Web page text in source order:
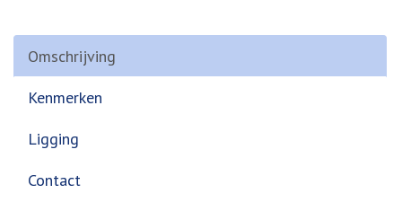
Omschrijving
Kenmerken
Ligging
Contact